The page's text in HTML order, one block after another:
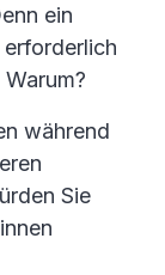
ein
während
Sie